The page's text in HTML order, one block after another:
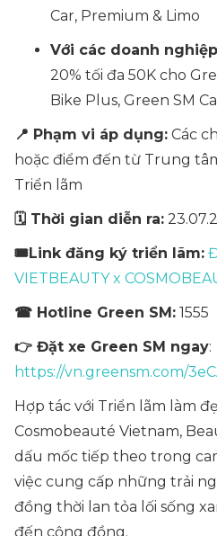
Car, Premium & Limo
Với các doanh
20% tối đa 50K cho
Bike Plus, Green SM
📍 Phạm vi áp dụng: Các
hoặc điểm đến từ Trung
Triển lãm
🗓 Thời gian diễn ra:
🎟️Link đăng ký triển lãm:
VIETBEAUTY x
☎ Hotline Green SM: 1555
👉 Đặt xe Green SM ngay:
https://vn.greensm.com/
Hợp tác với Triển lãm làm
Cosmobeauté Vietnam,
dấu mốc tiếp theo trong
việc cung cấp những trải
đồng thời lan tỏa lối sống
đến cộng đồng.